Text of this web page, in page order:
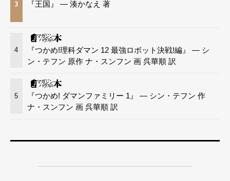
3 『王国』 — 湊かなえ 著
4
『つかめ!理科ダマン 12 最強ロボット決戦!編』 — シ
ン・テフン 原作 ナ・スンフン 画 呉華順 訳
5
『つかめ! ダマンファミリー 1』 — シン・テフン 作
ナ・スンフン 画 呉華順 訳